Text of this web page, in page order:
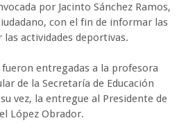
por Jacinto Sánchez Ramos,
con el fin de informar las
actividades deportivas.
entregadas a la profesora
de la Secretaría de Educación
vez, la entregue al Presidente de
López Obrador.